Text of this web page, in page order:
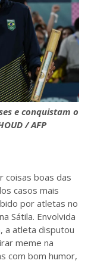
e conquistam o
/ AFP
coisas boas das
casos mais
por atletas no
Sátila. Envolvida
a atleta disputou
meme na
com bom humor,